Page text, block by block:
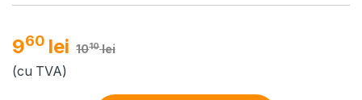
960 lei 1010 lei
(cu TVA)